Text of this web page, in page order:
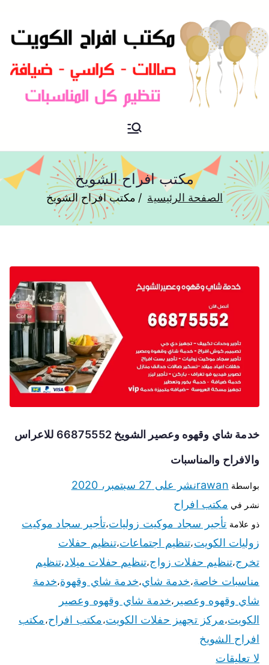
مكتب افراح و مناسبات و زواج و
مكتب افراح الشويخ
الصفحة الرئيسية مكتب افراح الشويخ
خدمة شاي وقهوه وعصير الشويخ 66875552 للاعراس
والافراح والمناسبات
بواسطة rawanنشر على 27 سبتمبر، 2020
نشر في مكتب افراح
ذو علامة تأجير سجاد موكيت زوليات،تأجير سجاد موكيت
زوليات الكويت،تنظيم اجتماعات،تنظيم حفلات
تخرج،تنظيم حفلات زواج،تنظيم حفلات ميلاد،تنظيم
مناسبات خاصة،خدمة شاي،خدمة شاي وقهوة،خدمة
شاي وقهوه وعصير ،خدمة شاي وقهوه وعصير
الكويت،مركز تجهيز حفلات الكويت،مكتب افراح،مكتب
افراح الشويخ
لا تعليقات